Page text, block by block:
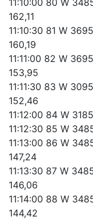
162,11
11:10:30 81 W
160,19
11:11:00 82 W
153,95
11:11:30 83 W
152,46
11:12:00 84 W
11:12:30 85 W
11:13:00 86 W
147,24
11:13:30 87 W
146,06
11:14:00 88 W
144,42